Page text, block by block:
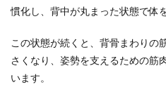
慣化し、背中が丸まった状態で体
この状態が続くと、背骨まわりの
さくなり、姿勢を支えるための筋
います。